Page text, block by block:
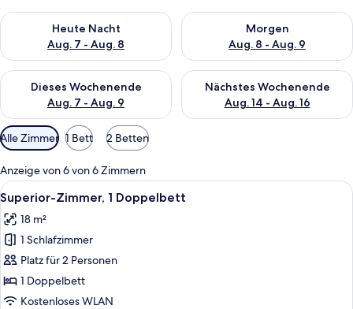
Heute Nacht
Aug. 7 - Aug. 8
Überprüfe die Verfügbarkeit für heute Nacht, Aug. 7 - Aug. 8.
Morgen
Aug. 8 - Aug. 9
Überprüfe die Verfügbarkeit
Dieses Wochenende
Aug. 7 - Aug. 9
Überprüfe die Verfügbarkeit für dieses Wochenende, Aug. 7
Nächstes Wochenende
Aug. 14 - Aug. 16
Überprüfe die Verfügbarkeit
Verfügbare
Filter
für
Zimmer
Alle Zimmer 1 Bett 2 Betten
Anzeige von 6 von 6 Zimmern
Alle
Fotos
für
Superior-
Zimmer,
1
Doppelbett
Ein modernes Hotelzimmer mit Bett,
9
Superior-Zimmer, 1 Doppelbett
18 m²
1 Schlafzimmer
Platz für 2 Personen
1 Doppelbett
Kostenloses WLAN